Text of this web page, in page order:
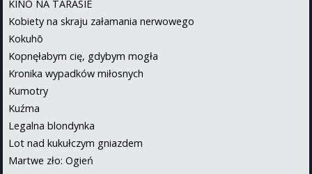
KINO NA TARASIE
Kobiety na skraju załamania nerwowego
Kokuhō
Kopnęłabym cię, gdybym mogła
Kronika wypadków miłosnych
Kumotry
Kuźma
Legalna blondynka
Lot nad kukułczym gniazdem
Martwe zło: Ogień